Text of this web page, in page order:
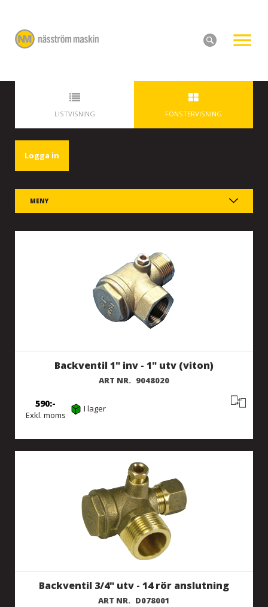
LISTVISNING FÖNSTERVISNING
Logga in
MENY
Backventil 1" inv - 1" utv (viton)
ART NR. 9048020
Exkl. moms
590 I lager
Backventil 3/4" utv - 14 rör anslutning
ART NR. D078001